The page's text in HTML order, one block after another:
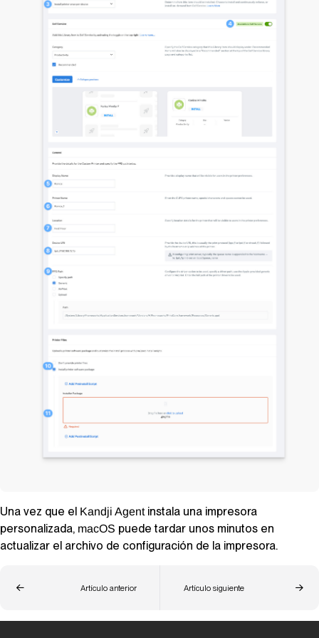
Una vez que el Kandji Agentinstala una impresora
personalizada, macOS puede tardar unos minutos en
actualizar el archivo de configuración de la impresora.
Artículo anterior Artículo siguiente